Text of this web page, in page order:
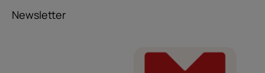
Newsletter